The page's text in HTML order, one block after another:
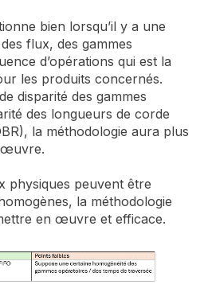
bien lorsqu’il y a une
flux, des gammes
d’opérations qui est la
les produits concernés.
disparité des gammes
des longueurs de corde
la méthodologie aura plus
œuvre.
physiques peuvent être
la méthodologie
en œuvre et efficace.